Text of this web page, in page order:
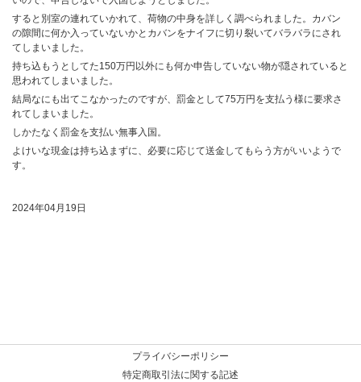
すると別室の連れていかれて、荷物の中身を詳しく調べられました。カバン
の隙間に何か入っていないかとカバンをナイフに切り裂いてバラバラにされ
てしまいました。
持ち込もうとしてた150万円以外にも何か申告していない物が隠されていると
思われてしまいました。
結局なにも出てこなかったのですが、罰金として75万円を支払う様に要求さ
れてしまいました。
しかたなく罰金を支払い無事入国。
よけいな現金は持ち込まずに、必要に応じて送金してもらう方がいいようで
す。
2024年04月19日
プライバシーポリシー
特定商取引法に関する記述